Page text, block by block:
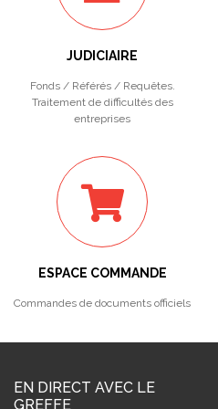
JUDICIAIRE
Fonds / Référés / Requêtes.
Traitement de difficultés des
entreprises
ESPACE COMMANDE
Commandes de documents officiels
EN DIRECT AVEC LE
GREFFE